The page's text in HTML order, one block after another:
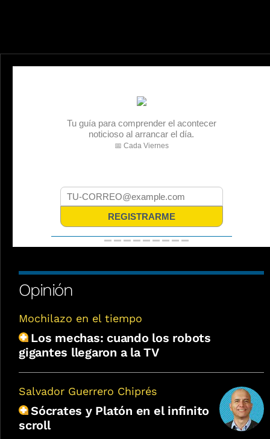
Opinión
Mochilazo en el tiempo
Los mechas: cuando los robots
gigantes llegaron a la TV
Salvador Guerrero Chiprés
Sócrates y Platón en el infinito
scroll